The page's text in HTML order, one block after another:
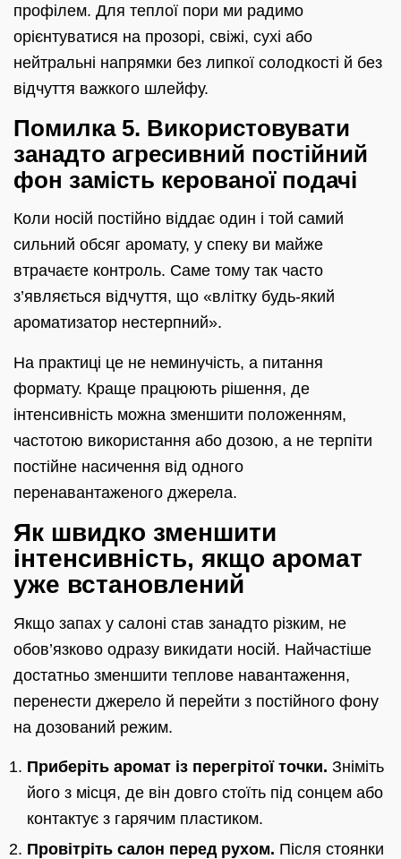
профілем. Для теплої пори ми радимо
орієнтуватися на прозорі, свіжі, сухі або
нейтральні напрямки без липкої солодкості й без
відчуття важкого шлейфу.
Помилка 5. Використовувати
занадто агресивний постійний
фон замість керованої подачі
Коли носій постійно віддає один і той самий
сильний обсяг аромату, у спеку ви майже
втрачаєте контроль. Саме тому так часто
з’являється відчуття, що «влітку будь-який
ароматизатор нестерпний».
На практиці це не неминучість, а питання
формату. Краще працюють рішення, де
інтенсивність можна зменшити положенням,
частотою використання або дозою, а не терпіти
постійне насичення від одного
перенавантаженого джерела.
Як швидко зменшити
інтенсивність, якщо аромат
уже встановлений
Якщо запах у салоні став занадто різким, не
обов’язково одразу викидати носій. Найчастіше
достатньо зменшити теплове навантаження,
перенести джерело й перейти з постійного фону
на дозований режим.
Приберіть аромат із перегрітої точки. Зніміть
його з місця, де він довго стоїть під сонцем або
контактує з гарячим пластиком.
Провітріть салон перед рухом. Після стоянки